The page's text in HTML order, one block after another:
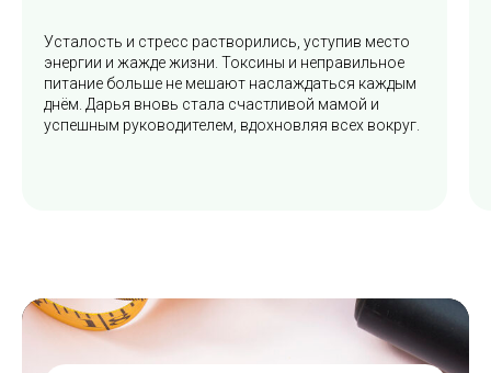
Усталость и стресс растворились, уступив место
энергии и жажде жизни. Токсины и неправильное
питание больше не мешают наслаждаться каждым
днём. Дарья вновь стала счастливой мамой и
успешным руководителем, вдохновляя всех вокруг.